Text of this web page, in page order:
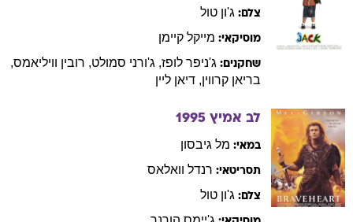
צלם: ג'ון טול
מוסיקאי: מייקל קיימן
שחקנים: ג'ניפר לופז, ג'ורני סמולט, רובין וויליאמס,
בריאן קרווין, דיאן ליין
לב אמיץ 1995
במאי: מל גיבסון
תסריטאי: רנדל וואלאס
צלם: ג'ון טול